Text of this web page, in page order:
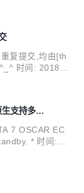
for you](htt
复提交,均由[th
时间: 2018-0
threefish ad
决自定义NbAp
支持多数
7 OSCAR EC
时间: 2
容2.0.x/2.1.x/
[文涛](h...